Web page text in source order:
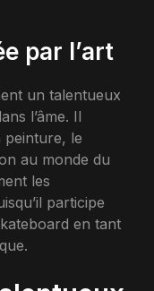
par l’art
un talentueux
l’âme. Il
peinture, le
au monde du
les
participe
en tant